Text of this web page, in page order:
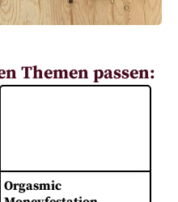
Themen passen:
Plea­su­re Camp